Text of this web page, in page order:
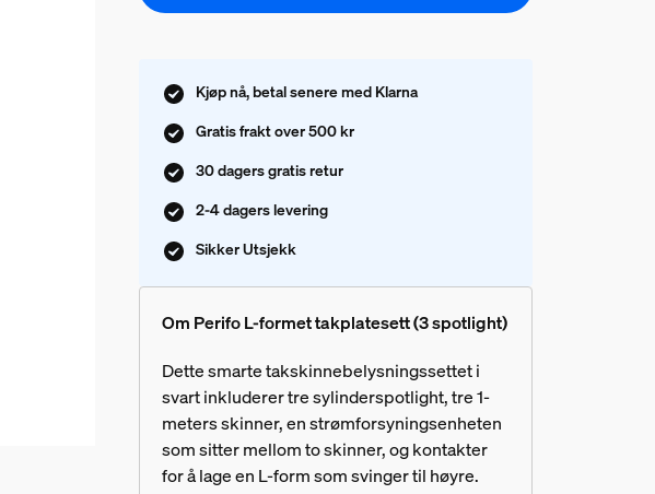
Kjøp nå, betal senere med Klarna
Gratis frakt over 500 kr
30 dagers gratis retur
2-4 dagers levering
Sikker Utsjekk
Om Perifo L-formet takplatesett (3 spotlight)
Dette smarte takskinnebelysningssettet i
svart inkluderer tre sylinderspotlight, tre 1-
meters skinner, en strømforsyningsenheten
som sitter mellom to skinner, og kontakter
for å lage en L-form som svinger til høyre.